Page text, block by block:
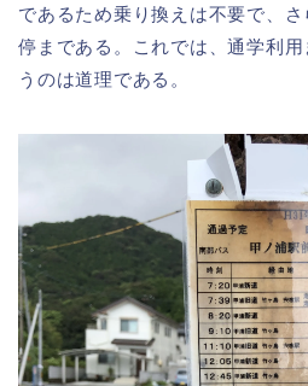
であるため乗り換えは不要で、
停まである。これでは、通学利
うのは道理である。